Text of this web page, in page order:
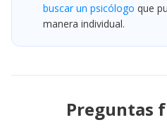
buscar un psicólogo que
manera individual.
Preguntas